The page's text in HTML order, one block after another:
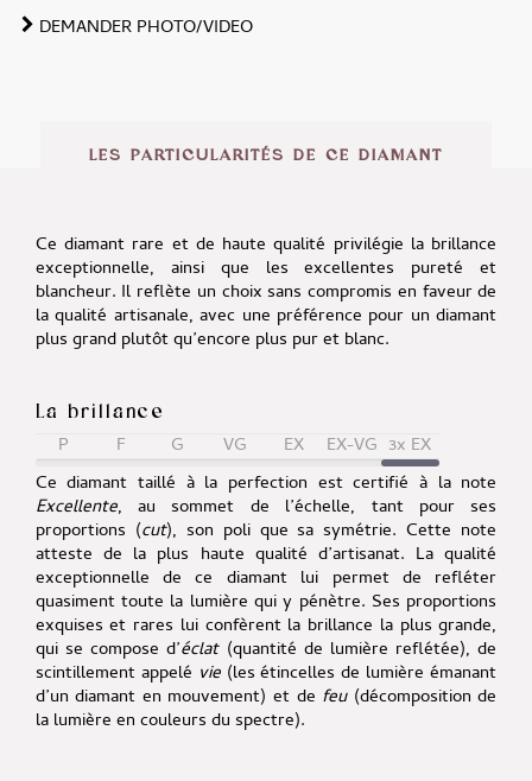
Alternative:
DEMANDER PHOTO/VIDEO
LES PARTICULARITÉS DE CE DIAMANT
Ce diamant rare et de haute qualité privilégie la brillance
exceptionnelle, ainsi que les excellentes pureté et
blancheur. Il reflète un choix sans compromis en faveur de
la qualité artisanale, avec une préférence pour un diamant
plus grand plutôt qu’encore plus pur et blanc.
La brillance
P F G VG EX EX-VG 3x EX
Ce diamant taillé à la perfection est certifié à la note
Excellente, au sommet de l’échelle, tant pour ses
proportions (cut), son poli que sa symétrie. Cette note
atteste de la plus haute qualité d’artisanat. La qualité
exceptionnelle de ce diamant lui permet de refléter
quasiment toute la lumière qui y pénètre. Ses proportions
exquises et rares lui confèrent la brillance la plus grande,
qui se compose d’éclat(quantité de lumière reflétée), de
scintillement appelé vie(les étincelles de lumière émanant
d’un diamant en mouvement) et de feu(décomposition de
la lumière en couleurs du spectre).